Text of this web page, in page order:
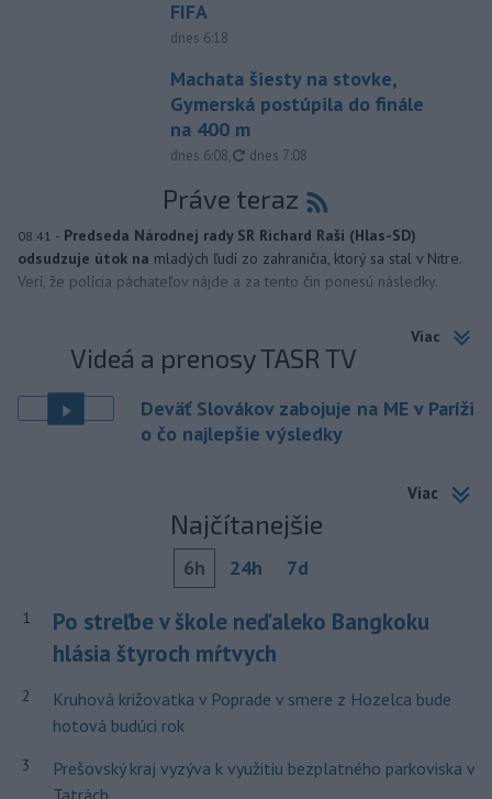
FIFA
dnes 6:18
Machata šiesty na stovke,
Gymerská postúpila do finále
na 400 m
dnes 6:08, aktualizované
dnes 7:08
Práve teraz
08:41 - Predseda Národnej rady SR Richard Raši (Hlas-SD)
odsudzuje útok na mladých ľudí zo zahraničia, ktorý sa stal v Nitre.
Verí, že polícia páchateľov nájde a za tento čin ponesú následky.
Viac
Videá a prenosy TASR TV
Deväť Slovákov zabojuje na ME v Paríži
o čo najlepšie výsledky
Viac
Najčítanejšie
6h 24h 7d
1
Po streľbe v škole neďaleko Bangkoku
hlásia štyroch mŕtvych
2
Kruhová križovatka v Poprade v smere z Hozelca bude
hotová budúci rok
3
Prešovský kraj vyzýva k využitiu bezplatného parkoviska v
Tatrách